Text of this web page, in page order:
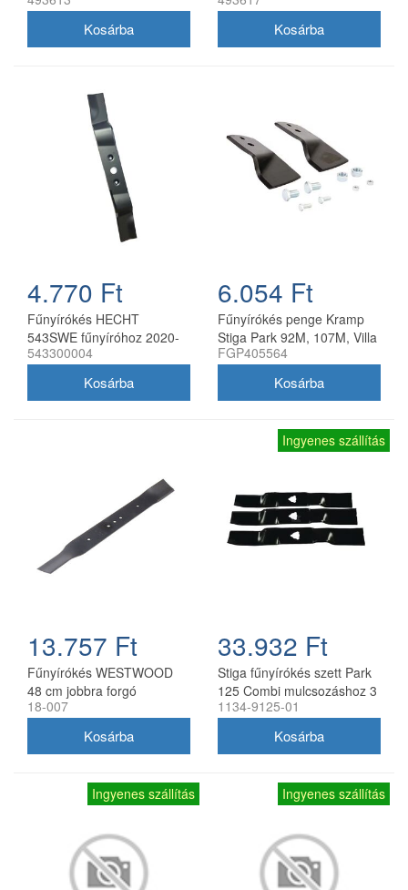
4.770 Ft
Fűnyírókés HECHT
543SWE fűnyíróhoz 2020-
21
543300004
6.054 Ft
Fűnyírókés penge Kramp
Stiga Park 92M, 107M, Villa
92M, 107M 170 mm
FGP405564
13.757 Ft
Fűnyírókés WESTWOOD
48 cm jobbra forgó
18-007
Ingyenes szállítás
33.932 Ft
Stiga fűnyírókés szett Park
125 Combi mulcsozáshoz 3
db
1134-9125-01
Ingyenes szállítás Ingyenes szállítás